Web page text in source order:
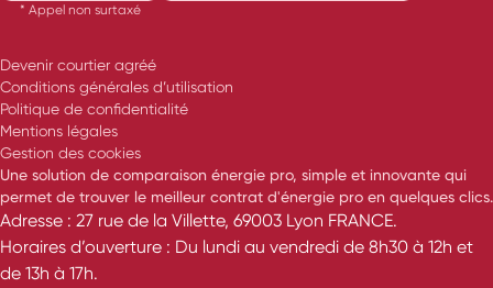
* Appel non surtaxé
Devenir courtier agréé
Conditions générales d’utilisation
Politique de confidentialité
Mentions légales
Gestion des cookies
Une solution de comparaison énergie pro, simple et innovante qui
permet de trouver le meilleur contrat d'énergie pro en quelques clics.
Adresse : 27 rue de la Villette, 69003 Lyon FRANCE.
Horaires d’ouverture : Du lundi au vendredi de 8h30 à 12h et
de 13h à 17h.